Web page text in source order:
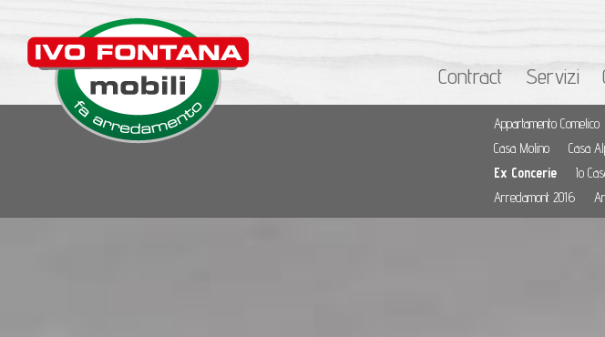
Contract Servizi
Appartamento Comelico
Casa Molino
Casa
Ex Concerie
Io
Arredamont 2016